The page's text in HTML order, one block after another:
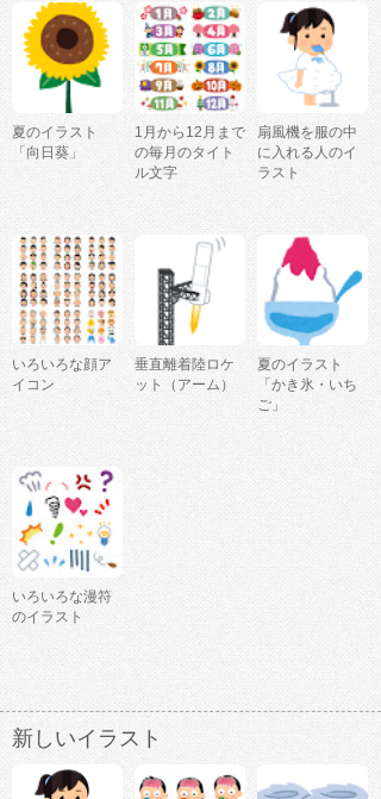
夏のイラスト
「向日葵」
1月から12月まで
の毎月のタイト
ル文字
扇風機を服の中
に入れる人のイ
ラスト
いろいろな顔ア
イコン
垂直離着陸ロケ
ット（アーム）
夏のイラスト
「かき氷・いち
ご」
いろいろな漫符
のイラスト
新しいイラスト